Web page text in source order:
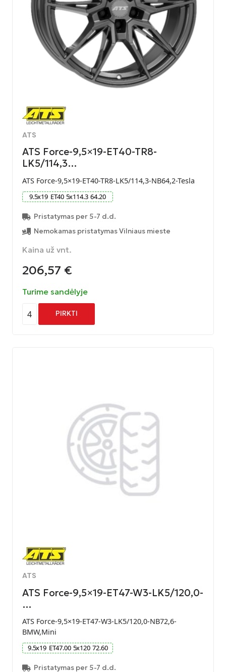
ATS
ATS Force-9,5×19-ET40-TR8-
LK5/114,3…
ATS Force-9,5×19-ET40-TR8-LK5/114,3-NB64,2-Tesla
9.5x19 ET40 5x114.3 64.20
Pristatymas per 5-7 d.d.
Nemokamas pristatymas Vilniaus mieste
Kaina už vnt.
206,57 €
Turime sandėlyje
4 PIRKTI
ATS
ATS Force-9,5×19-ET47-W3-LK5/120,0-
…
ATS Force-9,5×19-ET47-W3-LK5/120,0-NB72,6-
BMW,Mini
9.5x19 ET47.00 5x120 72.60
Pristatymas per 5-7 d.d.